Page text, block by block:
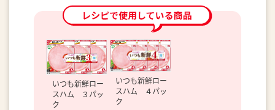
いつも新鮮ロー
スハム ３パッ
ク
いつも新鮮ロー
スハム ４パッ
ク